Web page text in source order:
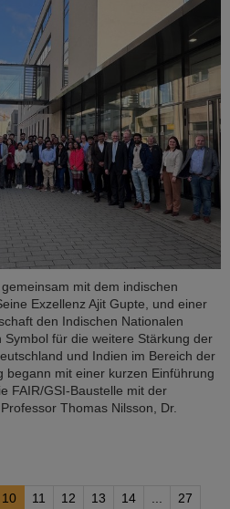
mit dem indischen
Exzellenz Ajit Gupte, und einer
den Indischen Nationalen
für die weitere Stärkung der
und Indien im Bereich der
begann mit einer kurzen Einführung
FAIR/GSI-Baustelle mit der
Thomas Nilsson, Dr.
10 11 12 13 14
27